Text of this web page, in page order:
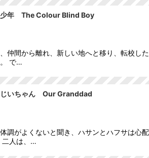
少年 The Colour Blind Boy
仲間から離れ、新しい地へと移り、転校し
で…
じいちゃん Our Granddad
調がよくないと聞き、ハサンとハフサは心
二人は、…